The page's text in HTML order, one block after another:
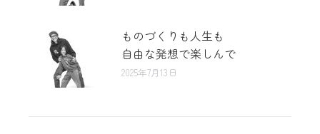
ものづくりも人生も
自由な発想で楽しんで
2025年7月13日